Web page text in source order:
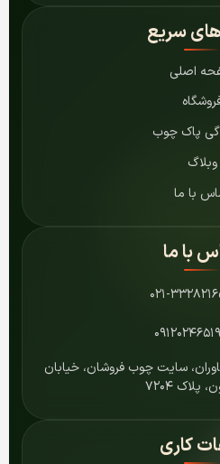
سریع
اصلی
پاک چوب
وبلاگ
با ما
با ما
۳۳۲۸۲۱۶۵
۰۹۱۲۰۲۴۶۵۱۹
سایت چوب فروشان، خیابان
پلاک ۷۲۰۴
کاری